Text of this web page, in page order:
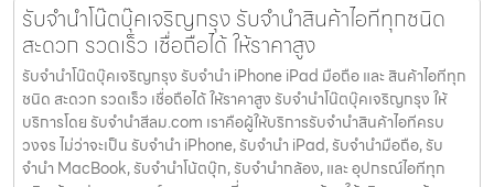
รับจำนำโน๊ตบุ๊คเจริญกรุง รับจำนำสินค้าไอทีทุกชนิด
สะดวก รวดเร็ว เชื่อถือได้ ให้ราคาสูง
รับจำนำโน๊ตบุ๊คเจริญกรุง รับจำนำ iPhone iPad มือถือ และ สินค้าไอทีทุก
ชนิด สะดวก รวดเร็ว เชื่อถือได้ ให้ราคาสูง รับจำนำโน๊ตบุ๊คเจริญกรุง ให้
บริการโดย รับจํานําสีลม.com เราคือผู้ให้บริการรับจำนำสินค้าไอทีครบ
วงจร ไม่ว่าจะเป็น รับจำนำ iPhone, รับจำนำ iPad, รับจำนำมือถือ, รับ
จำนำ MacBook, รับจำนำโน้ตบุ๊ก, รับจำนำกล้อง, และ อุปกรณ์ไอทีทุก